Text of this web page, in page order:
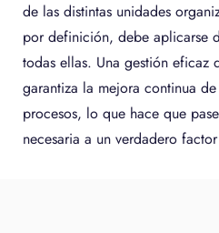
de las distintas unidades
por definición, debe aplicarse
todas ellas. Una gestión eficaz
garantiza la mejora continua
procesos, lo que hace que
necesaria a un verdadero